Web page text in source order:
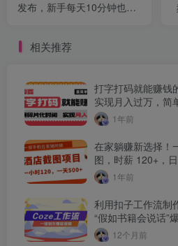
发布，新手每天10分钟也能
相关推荐
打字打码就能赚钱
实现月入过万，简
1年前
在家躺赚新选择！
图，时薪 120+，
1年前
利用扣子工作流制
“假如书籍会说话”
12个月前